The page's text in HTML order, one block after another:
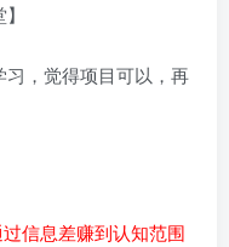
习，觉得项目可以，再
信息差赚到认知范围